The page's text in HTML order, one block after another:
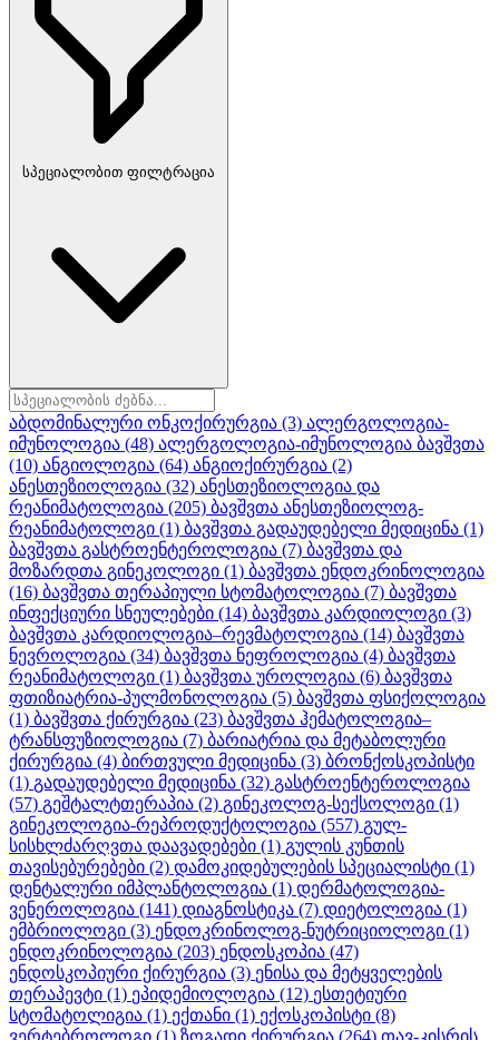
სპეციალობით ფილტრაცია
აბდომინალური ონკოქირურგია (3) ალერგოლოგია-
იმუნოლოგია (48) ალერგოლოგია-იმუნოლოგია ბავშვთა
(10) ანგიოლოგია (64) ანგიოქირურგია (2)
ანესთეზიოლოგია (32) ანესთეზიოლოგია და
რეანიმატოლოგია (205) ბავშვთა ანესთეზიოლოგ-
რეანიმატოლოგი (1) ბავშვთა გადაუდებელი მედიცინა (1)
ბავშვთა გასტროენტეროლოგია (7) ბავშვთა და
მოზარდთა გინეკოლოგი (1) ბავშვთა ენდოკრინოლოგია
(16) ბავშვთა თერაპიული სტომატოლოგია (7) ბავშვთა
ინფექციური სნეულებები (14) ბავშვთა კარდიოლოგი (3)
ბავშვთა კარდიოლოგია–რევმატოლოგია (14) ბავშვთა
ნევროლოგია (34) ბავშვთა ნეფროლოგია (4) ბავშვთა
რეანიმატოლოგი (1) ბავშვთა უროლოგია (6) ბავშვთა
ფთიზიატრია-პულმონოლოგია (5) ბავშვთა ფსიქოლოგია
(1) ბავშვთა ქირურგია (23) ბავშვთა ჰემატოლოგია–
ტრანსფუზიოლოგია (7) ბარიატრია და მეტაბოლური
ქირურგია (4) ბირთვული მედიცინა (3) ბრონქოსკოპისტი
(1) გადაუდებელი მედიცინა (32) გასტროენტეროლოგია
(57) გეშტალტთერაპია (2) გინეკოლოგ-სექსოლოგი (1)
გინეკოლოგია-რეპროდუქტოლოგია (557) გულ-
სისხლძარღვთა დაავადებები (1) გულის კუნთის
თავისებურებები (2) დამოკიდებულების სპეციალისტი (1)
დენტალური იმპლანტოლოგია (1) დერმატოლოგია-
ვენეროლოგია (141) დიაგნოსტიკა (7) დიეტოლოგია (1)
ემბრიოლოგი (3) ენდოკრინოლოგ-ნუტრიციოლოგი (1)
ენდოკრინოლოგია (203) ენდოსკოპია (47)
ენდოსკოპიური ქირურგია (3) ენისა და მეტყველების
თერაპევტი (1) ეპიდემიოლოგია (12) ესთეტიური
სტომატოლიგია (1) ექთანი (1) ექოსკოპისტი (8)
ვერტებროლოგი (1) ზოგადი ქირურგია (264) თავ-კისრის